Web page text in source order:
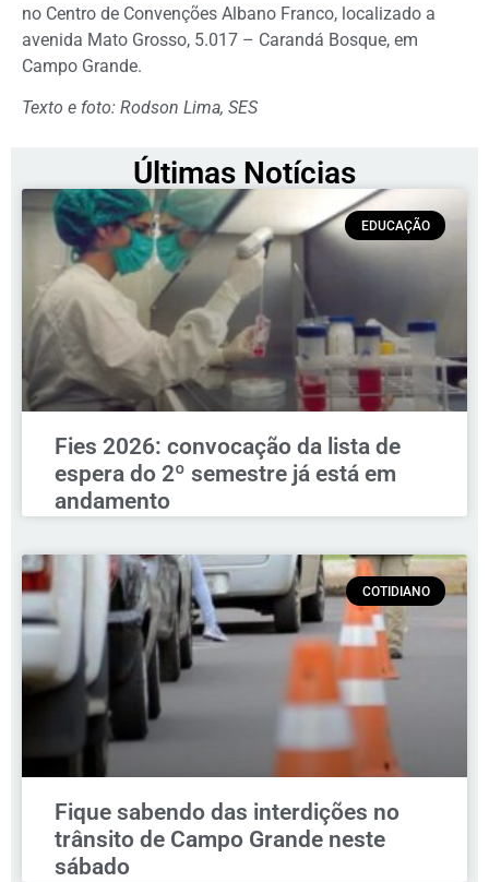
no Centro de Convenções Albano Franco, localizado a
avenida Mato Grosso, 5.017 – Carandá Bosque, em
Campo Grande.
Texto e foto: Rodson Lima, SES
Últimas Notícias
EDUCAÇÃO
Fies 2026: convocação da lista de
espera do 2º semestre já está em
andamento
COTIDIANO
Fique sabendo das interdições no
trânsito de Campo Grande neste
sábado